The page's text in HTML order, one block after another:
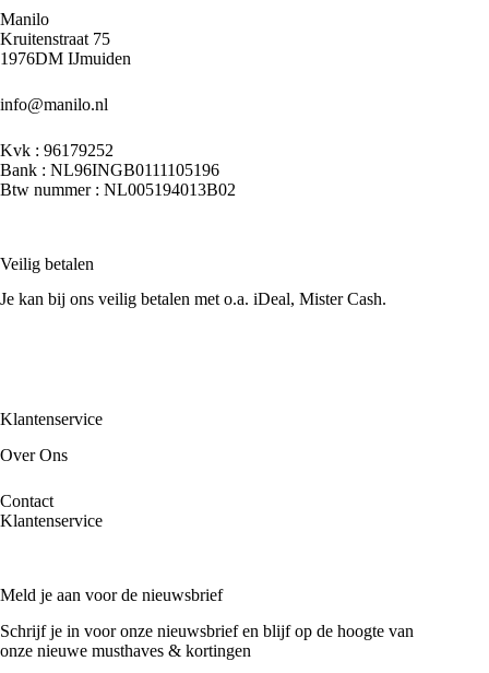
Manilo
Kruitenstraat 75
1976DM IJmuiden
info@manilo.nl
Kvk : 96179252
Bank : NL96INGB0111105196
Btw nummer : NL005194013B02
Veilig betalen
Je kan bij ons veilig betalen met o.a. iDeal, Mister Cash.
Klantenservice
Over Ons
Contact
Klantenservice
Meld je aan voor de nieuwsbrief
Schrijf je in voor onze nieuwsbrief en blijf op de hoogte van
onze nieuwe musthaves & kortingen